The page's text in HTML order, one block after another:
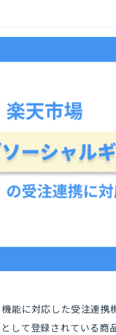
能に対応した受注連携
して登録されている商